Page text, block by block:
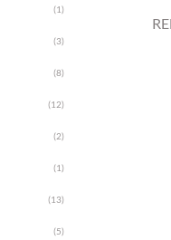
(1)
(3)
(8)
(12)
(2)
(1)
(13)
(5)